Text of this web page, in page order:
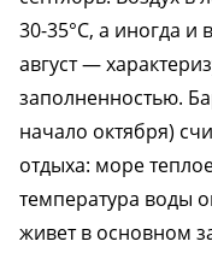
30-35°C, а иногда
август —
заполненностью.
начало октября)
отдыха: море
температура воды
живет в основном